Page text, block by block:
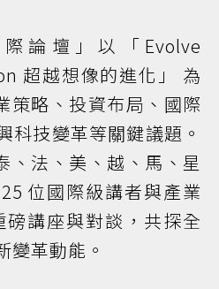
際論壇」以「Evolve
超越想像的進化」 為
策略、投資布局、國際
科技變革等關鍵議題。
、法、美、越、馬、星
位國際級講者與產業
講座與對談，共探全
變革動能。